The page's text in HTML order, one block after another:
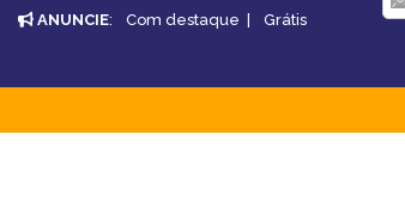
ANUNCIE: Com destaque | Grátis